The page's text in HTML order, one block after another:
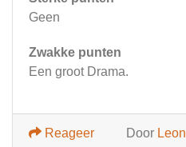
Geen
Zwakke punten
Een groot Drama.
Door Leon
Reageer